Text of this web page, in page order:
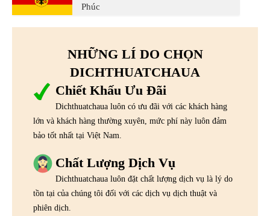
Phúc
NHỮNG LÍ DO CHỌN
DICHTHUATCHAUA
Chiết Khấu Ưu Đãi
Dichthuatchaua luôn có ưu đãi với các khách hàng
lớn và khách hàng thường xuyên, mức phí này luôn đảm
bảo tốt nhất tại Việt Nam.
Chất Lượng Dịch Vụ
Dichthuatchaua luôn đặt chất lượng dịch vụ là lý do
tồn tại của chúng tôi đối với các dịch vụ dịch thuật và
phiên dịch.